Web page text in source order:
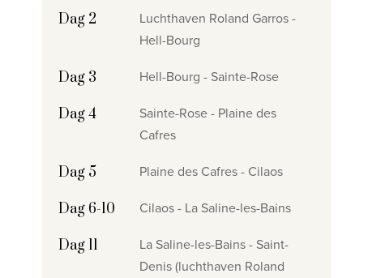
Dag 2
Luchthaven Roland Garros -
Hell-Bourg
Dag 3 Hell-Bourg - Sainte-Rose
Dag 4
Sainte-Rose - Plaine des
Cafres
Dag 5 Plaine des Cafres - Cilaos
Dag 6-10 Cilaos - La Saline-les-Bains
Dag 11
La Saline-les-Bains - Saint-
Denis (luchthaven Roland